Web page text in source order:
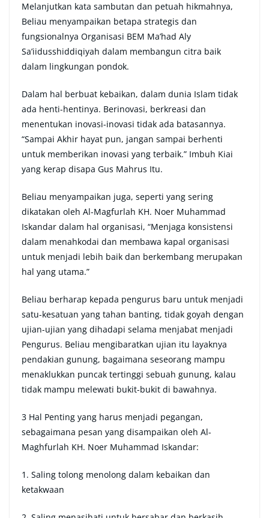
Melanjutkan kata sambutan dan petuah hikmahnya,
Beliau menyampaikan betapa strategis dan
fungsionalnya Organisasi BEM Ma’had Aly
Sa’iidusshiddiqiyah dalam membangun citra baik
dalam lingkungan pondok.
Dalam hal berbuat kebaikan, dalam dunia Islam tidak
ada henti-hentinya. Berinovasi, berkreasi dan
menentukan inovasi-inovasi tidak ada batasannya.
“Sampai Akhir hayat pun, jangan sampai berhenti
untuk memberikan inovasi yang terbaik.” Imbuh Kiai
yang kerap disapa Gus Mahrus Itu.
Beliau menyampaikan juga, seperti yang sering
dikatakan oleh Al-Magfurlah KH. Noer Muhammad
Iskandar dalam hal organisasi, “Menjaga konsistensi
dalam menahkodai dan membawa kapal organisasi
untuk menjadi lebih baik dan berkembang merupakan
hal yang utama.”
Beliau berharap kepada pengurus baru untuk menjadi
satu-kesatuan yang tahan banting, tidak goyah dengan
ujian-ujian yang dihadapi selama menjabat menjadi
Pengurus. Beliau mengibaratkan ujian itu layaknya
pendakian gunung, bagaimana seseorang mampu
menaklukkan puncak tertinggi sebuah gunung, kalau
tidak mampu melewati bukit-bukit di bawahnya.
3 Hal Penting yang harus menjadi pegangan,
sebagaimana pesan yang disampaikan oleh Al-
Maghfurlah KH. Noer Muhammad Iskandar:
1. Saling tolong menolong dalam kebaikan dan
ketakwaan